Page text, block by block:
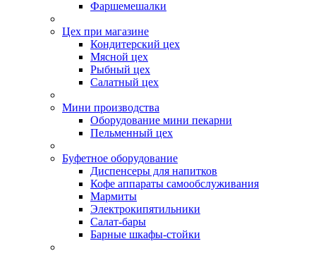
Фаршемешалки
Цех при магазине
Кондитерский цех
Мясной цех
Рыбный цех
Салатный цех
Мини производства
Оборудование мини пекарни
Пельменный цех
Буфетное оборудование
Диспенсеры для напитков
Кофе аппараты самообслуживания
Мармиты
Электрокипятильники
Cалат-бары
Барные шкафы-стойки